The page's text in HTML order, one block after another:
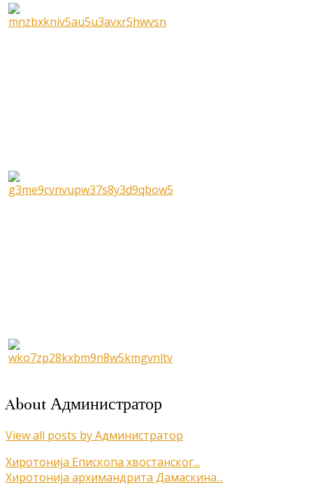
About Администратор
View all posts by Администратор
Кретање
чланка
Хиротонија Епископа хвостанског...
Хиротонија архимандрита Дамаскина...